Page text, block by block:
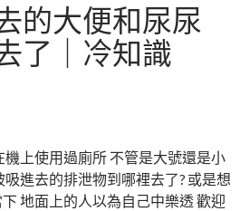
的大便和尿尿
了｜冷知識
上使用過廁所 不管是大號還是小
進去的排泄物到哪裡去了? 或是想
地面上的人以為自己中樂透 歡迎